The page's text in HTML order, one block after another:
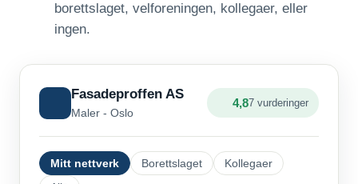
borettslaget, velforeningen, kollegaer, eller
ingen.
Fasadeproffen AS
Maler - Oslo
4,87 vurderinger
Mitt nettverk Borettslaget
Kollegaer